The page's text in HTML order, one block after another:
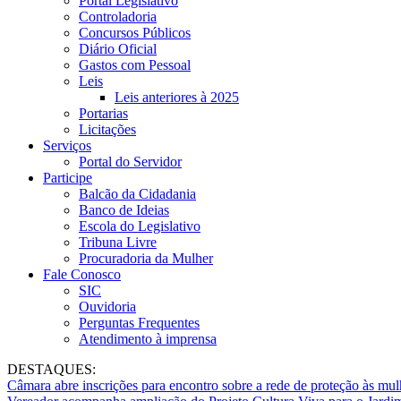
Controladoria
Concursos Públicos
Diário Oficial
Gastos com Pessoal
Leis
Leis anteriores à 2025
Portarias
Licitações
Serviços
Portal do Servidor
Participe
Balcão da Cidadania
Banco de Ideias
Escola do Legislativo
Tribuna Livre
Procuradoria da Mulher
Fale Conosco
SIC
Ouvidoria
Perguntas Frequentes
Atendimento à imprensa
DESTAQUES:
Câmara abre inscrições para encontro sobre a rede de proteção às